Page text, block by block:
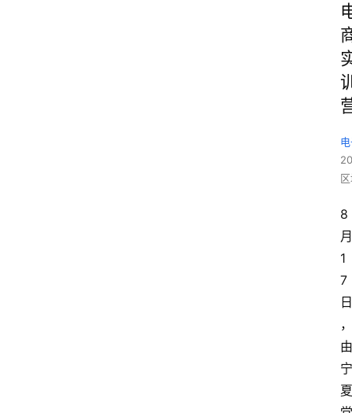
8
月
1
7
日
，
由
宁
夏